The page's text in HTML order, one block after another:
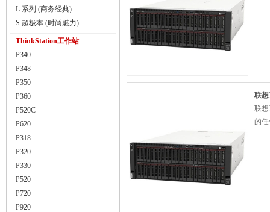
L 系列 (商务经典)
S 超极本 (时尚魅力)
ThinkStation工作站
P340
P348
P350
P360
P520C
P620
P318
P320
P330
P520
P720
P920
联
联想
的